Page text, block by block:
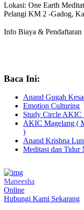
Lokasi: One Earth
Pelangi KM 2 -Gadog,
Info Biaya &
Baca Ini:
Anand Gugah
Emotion Culturing
Study Circle AKIC
AKIC Magelang (
)
Anand Krishna
Meditasi dan Tidur
Maneesha
Online
Hubungi Kami Sekarang